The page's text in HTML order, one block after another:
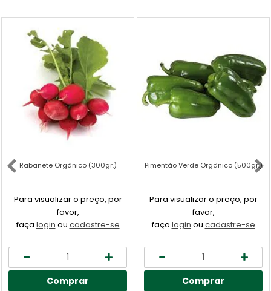
Rabanete Orgânico (300gr.)
Para visualizar o preço, por
favor,
faça login ou cadastre-se
Comprar
Pimentão Verde Orgânico (500gr.)
Para visualizar o preço, por
favor,
faça login ou cadastre-se
Comprar